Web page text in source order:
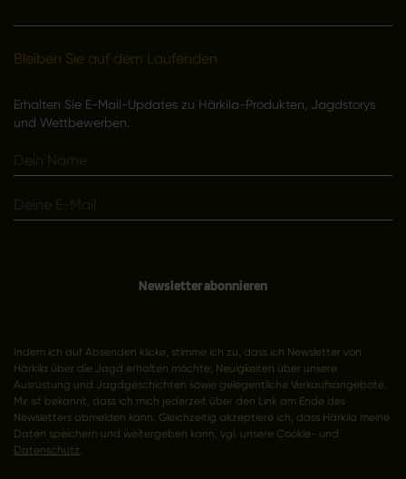
Bleiben Sie auf dem Laufenden
Erhalten Sie E-Mail-Updates zu Härkila-Produkten, Jagdstorys
und Wettbewerben.
Newsletter abonnieren
Indem ich auf Absenden klicke, stimme ich zu, dass ich Newsletter von
Härkila über die Jagd erhalten möchte; Neuigkeiten über unsere
Ausrüstung und Jagdgeschichten sowie gelegentliche Verkaufsangebote.
Mir ist bekannt, dass ich mich jederzeit über den Link am Ende des
Newsletters abmelden kann. Gleichzeitig akzeptiere ich, dass Härkila meine
Daten speichern und weitergeben kann, vgl. unsere Cookie- und
Datenschutz.